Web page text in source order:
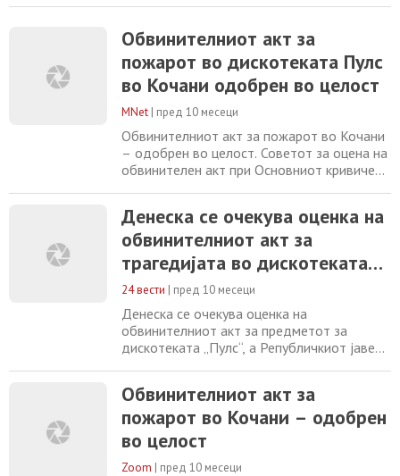
Обвинителниот акт за
пожарот во дискотеката Пулс
во Кочани одобрен во целост
MNet | пред 10 месеци
Обвинителниот акт за пожарот во Кочани
– одобрен во целост. Советот за оцена на
обвинителен акт при Основниот кривичен
„Пулс“ во Кочани, по исполнување на сите
законски предвидени услови, донесе
Решение со кое обвинителниот акт се
одобрува во целост. „Со оглед дека
станува
Денеска се очекува оценка на
обвинителниот акт за
трагедијата во дискотеката
„Пулс“
24 вести | пред 10 месеци
Денеска се очекува оценка на
обвинителниот акт за предметот за
дискотеката „Пулс“, а Републичкиот јавен
Во тек е постапката и за индициите за
нови инволвирани, по текстуалните пораки
кои беа објавени деновиве. УЈП
суспендираше инспектори поради сомнежи
за поврзаност со трагедијата
Обвинителниот акт за
пожарот во Кочани – одобрен
во целост
Zoom | пред 10 месеци